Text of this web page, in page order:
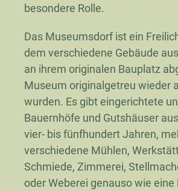
besondere Rolle.
Das Museumsdorf ist ein
dem verschiedene Gebäude
an ihrem originalen Bauplatz
Museum originalgetreu wieder
wurden. Es gibt eingerichtete
Bauernhöfe und Gutshäuser
vier- bis fünfhundert Jahren,
verschiedene Mühlen,
Schmiede, Zimmerei,
oder Weberei genauso wie eine